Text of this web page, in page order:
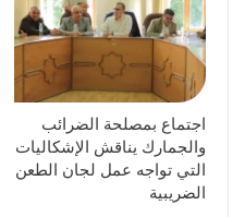
اجتماع بمصلحة الضرائب
والجمارك يناقش الإشكاليات
التي تواجه عمل لجان الطعن
الضريبية